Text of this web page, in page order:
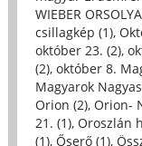
WIEBER
csillagkép (1),
október 23. (2),
(2), október 8.
Magyarok
Orion (2), Orion-
21. (1), Oroszlán
(1), Őserő (1),